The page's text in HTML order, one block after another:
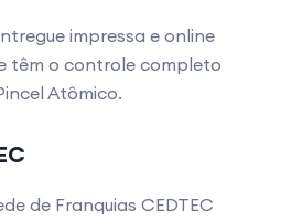
impressa e online
têm o controle completo
Atômico.
de Franquias CEDTEC